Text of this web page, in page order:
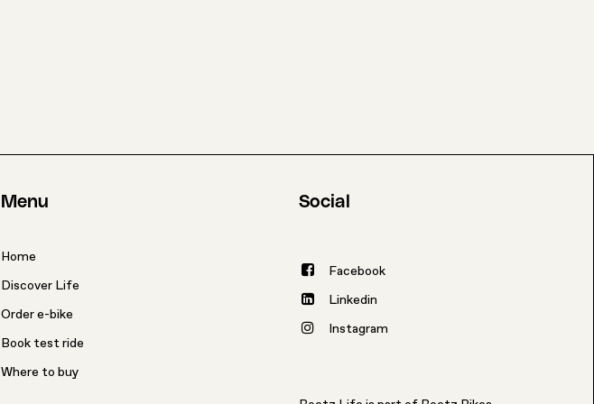
Menu
Home
Discover Life
Order e-bike
Book test ride
Where to buy
Social
Facebook
Linkedin
Instagram